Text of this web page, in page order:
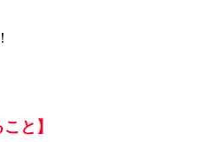
と】